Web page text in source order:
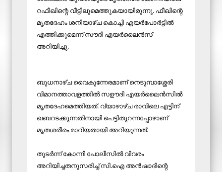
റഫീഖിന്റെ വീട്ടിലുമെത്തുകയായിരുന്നു. ഫീഖിന്റെ
മൃതദേഹം ശനിയാഴ്ച കൊച്ചി എയര്‍പോര്‍ട്ടില്‍
എത്തിക്കുമെന്ന് സൗദി എയര്‍ലൈന്‍സ്
അറിയിച്ചു.
ബുധനാഴ്ച വൈകുന്നേരമാണ് നെടുമ്പാശ്ശേരി
വിമാനത്താവളത്തില്‍ സഊദി എയര്‍ലൈന്‍സില്‍
മൃതദേഹമെത്തിയത്. വ്യാഴാഴ്ച രാവിലെ എട്ടിന്
ഖബറടക്കുന്നതിനായി പെട്ടിതുറന്നപ്പോഴാണ്
മൃതശരീരം മാറിയതായി അറിയുന്നത്.
തുടര്‍ന്ന് കോന്നി പോലീസില്‍ വിവരം
അറിയിച്ചതനുസരിച്ച് സി.ഐ അന്‍ഷാദിന്റെ